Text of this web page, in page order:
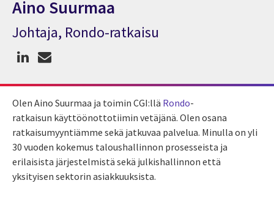
Aino Suurmaa
Asiantuntija Aino Suurmaa
Johtaja, Rondo-ratkaisu
Olen Aino Suurmaa ja toimin CGI:llä Rondo-
ratkaisun käyttöönottotiimin vetäjänä. Olen osana
ratkaisumyyntiämme sekä jatkuvaa palvelua. Minulla on yli
30 vuoden kokemus taloushallinnon prosesseista ja
erilaisista järjestelmistä sekä julkishallinnon että
yksityisen sektorin asiakkuuksista.